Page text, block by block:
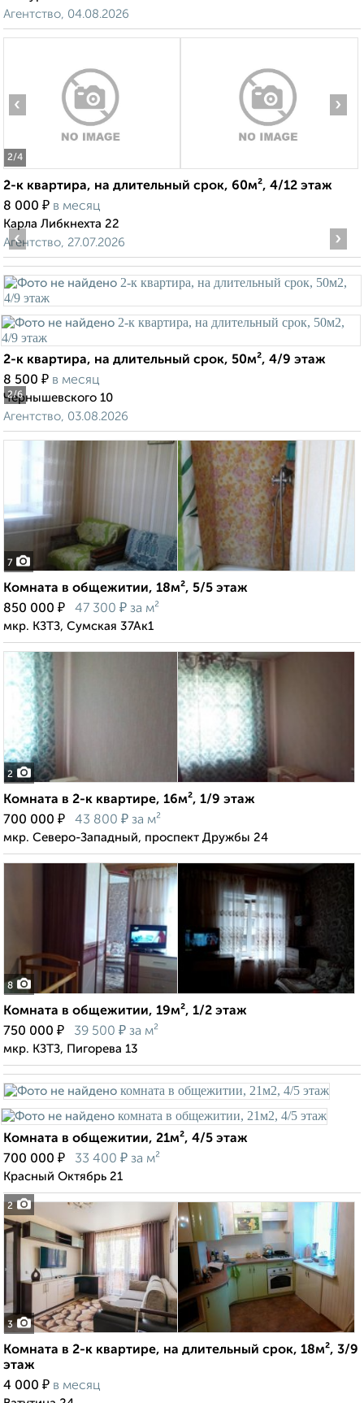
Агентство, 04.08.2026
2/4
‹ ›
2-к квартира, на длительный срок, 60м², 4/12 этаж
8 000 ₽ в месяц
Карла Либкнехта 22
Агентство, 27.07.2026
2/6
‹ ›
2-к квартира, на длительный срок, 50м², 4/9 этаж
8 500 ₽ в месяц
Чернышевского 10
Агентство, 03.08.2026
7
Комната в общежитии, 18м², 5/5 этаж
850 000 ₽ 47 300 ₽ за м²
мкр. КЗТЗ, Сумская 37Ак1
2
Комната в 2-к квартире, 16м², 1/9 этаж
700 000 ₽ 43 800 ₽ за м²
мкр. Северо-Западный, проспект Дружбы 24
8
Комната в общежитии, 19м², 1/2 этаж
750 000 ₽ 39 500 ₽ за м²
мкр. КЗТЗ, Пигорева 13
2
Комната в общежитии, 21м², 4/5 этаж
700 000 ₽ 33 400 ₽ за м²
Красный Октябрь 21
3
Комната в 2-к квартире, на длительный срок, 18м², 3/9
этаж
4 000 ₽ в месяц